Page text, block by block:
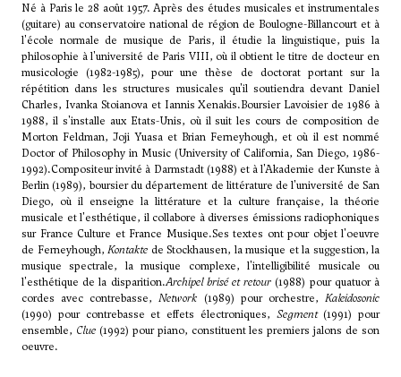
Né à Paris le 28 août 1957. Après des études musicales et instrumentales
(guitare) au conservatoire national de région de Boulogne-Billancourt et à
l'école normale de musique de Paris, il étudie la linguistique, puis la
philosophie à l'université de Paris VIII, où il obtient le titre de docteur en
musicologie (1982-1985), pour une thèse de doctorat portant sur la
répétition dans les structures musicales qu'il soutiendra devant Daniel
Charles, Ivanka Stoianova et Iannis Xenakis.Boursier Lavoisier de 1986 à
1988, il s'installe aux Etats-Unis, où il suit les cours de composition de
Morton Feldman, Joji Yuasa et Brian Ferneyhough, et où il est nommé
Doctor of Philosophy in Music (University of California, San Diego, 1986-
1992).Compositeur invité à Darmstadt (1988) et à l'Akademie der Kunste à
Berlin (1989), boursier du département de littérature de l'université de San
Diego, où il enseigne la littérature et la culture française, la théorie
musicale et l'esthétique, il collabore à diverses émissions radiophoniques
sur France Culture et France Musique.Ses textes ont pour objet l'oeuvre
de Ferneyhough, Kontakte de Stockhausen, la musique et la suggestion, la
musique spectrale, la musique complexe, l'intelligibilité musicale ou
l'esthétique de la disparition.Archipel brisé et retour (1988) pour quatuor à
cordes avec contrebasse,Network (1989) pour orchestre,Kaleidosonic
(1990) pour contrebasse et effets électroniques, Segment(1991) pour
ensemble, Clue(1992) pour piano, constituent les premiers jalons de son
oeuvre.